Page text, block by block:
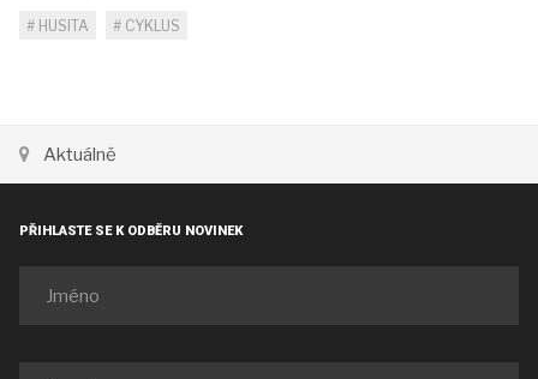
HUSITA CYKLUS
Aktuálně
PŘIHLASTE SE K ODBĚRU NOVINEK